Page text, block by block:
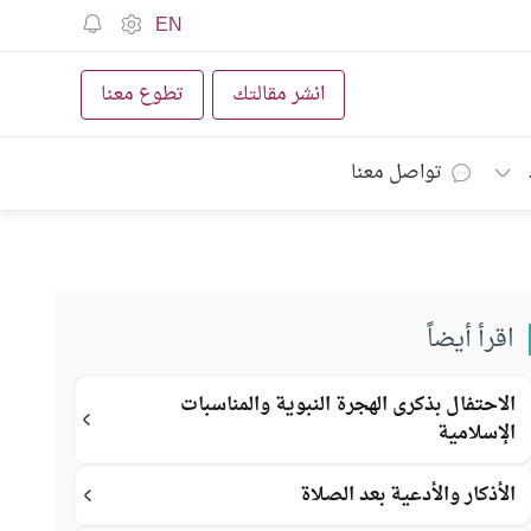
EN
انشر مقالتك تطوع معنا
تواصل معنا
اقرأ أيضاً
الاحتفال بذكرى الهجرة النبوية والمناسبات
الإسلامية
الأذكار والأدعية بعد الصلاة